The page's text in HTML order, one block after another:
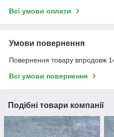
Всі умови оплати
Умови повернення
Повернення товару впродовж
Всі умови повернення
Подібні товари компанії